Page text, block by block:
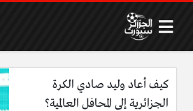
كيف أعاد وليد صادي الكرة
الجزائرية إلى المحافل العالمية؟